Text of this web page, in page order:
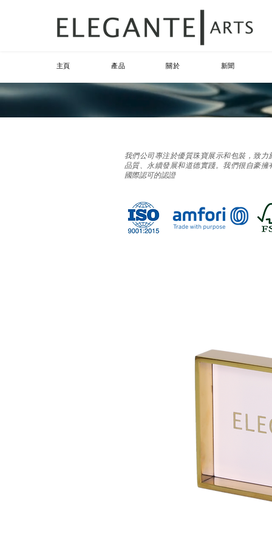
主頁 產品 關於 新聞
我們公司專注於優質珠寶展示和包裝，致力
品質、永續發展和道德實踐。我們很自豪擁
國際認可的認證